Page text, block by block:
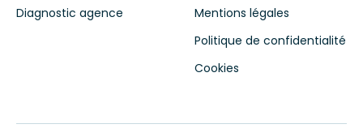
Diagnostic agence
Mentions légales
Politique de confidentialité
Cookies